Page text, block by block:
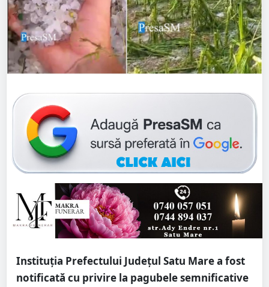
Instituția Prefectului Județul Satu Mare a fost
notificată cu privire la pagubele semnificative